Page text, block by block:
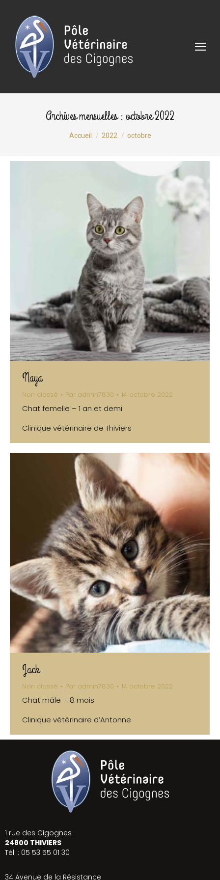
Archives mensuelles : octobre 2022
Accueil 2022 octobre
Naya
Non classé Par admin7830 14 octobre 2022
Chat femelle – 1 an et demi
Clinique vétérinaire de Thiviers
Jack
Non classé Par admin7830 14 octobre 2022
Chat mâle – 8 mois
Clinique vétérinaire d’Antonne
1 rue des Cigognes
24800 THIVIERS
Tél. : 05 53 55 01 30
34 Avenue de la Résistance